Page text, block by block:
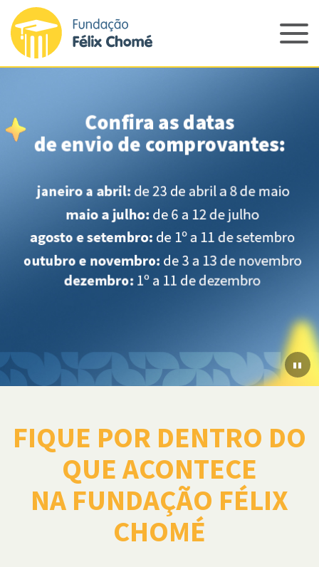
▮▮
FIQUE POR DENTRO DO
QUE ACONTECE
NA FUNDAÇÃO FÉLIX
CHOMÉ